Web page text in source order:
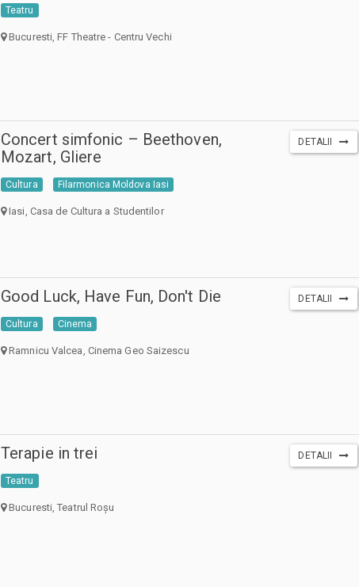
Teatru
Bucuresti, FF Theatre - Centru Vechi
Concert simfonic – Beethoven,
Mozart, Gliere
Cultura Filarmonica Moldova Iasi
Iasi, Casa de Cultura a Studentilor
DETALII
Good Luck, Have Fun, Don't Die
Cultura Cinema
Ramnicu Valcea, Cinema Geo Saizescu
DETALII
Terapie in trei
Teatru
Bucuresti, Teatrul Roșu
DETALII